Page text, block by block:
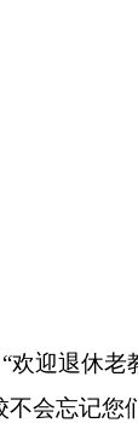
欢迎退休
会忘记您